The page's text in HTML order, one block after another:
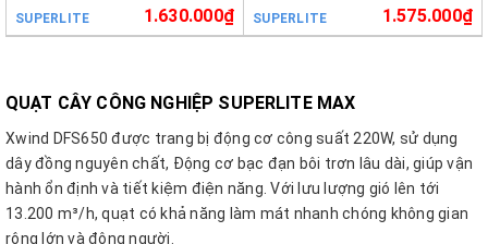
SUPERLITE 1.630.000₫ SUPERLITE 1.575.000₫
QUẠT CÂY CÔNG NGHIỆP SUPERLITE MAX
Xwind DFS650 được trang bị động cơ công suất 220W, sử dụng
dây đồng nguyên chất, Động cơ bạc đạn bôi trơn lâu dài, giúp vận
hành ổn định và tiết kiệm điện năng. Với lưu lượng gió lên tới
13.200 m³/h, quạt có khả năng làm mát nhanh chóng không gian
rộng lớn và đông người.